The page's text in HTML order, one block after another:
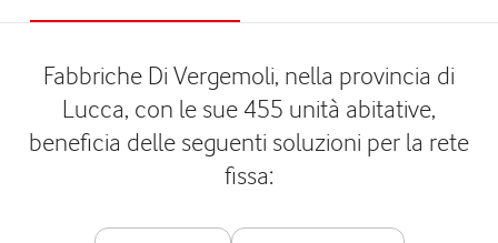
Fabbriche Di Vergemoli, nella provincia di
Lucca, con le sue 455 unità abitative,
beneficia delle seguenti soluzioni per la rete
fissa: